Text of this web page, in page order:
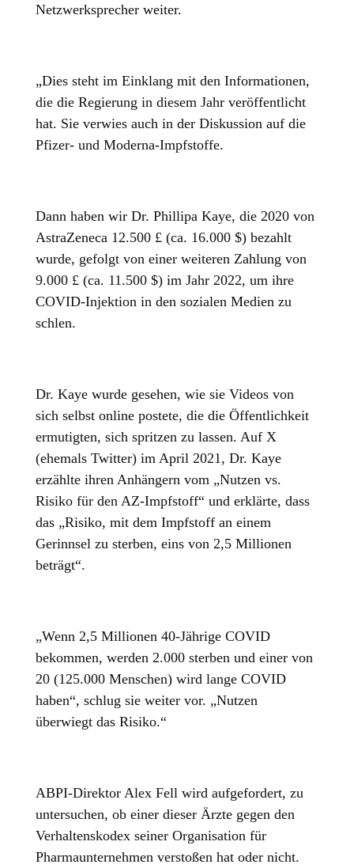
Netzwerksprecher weiter.
„Dies steht im Einklang mit den Informationen,
die die Regierung in diesem Jahr veröffentlicht
hat. Sie verwies auch in der Diskussion auf die
Pfizer- und Moderna-Impfstoffe.
Dann haben wir Dr. Phillipa Kaye, die 2020 von
AstraZeneca 12.500 £ (ca. 16.000 $) bezahlt
wurde, gefolgt von einer weiteren Zahlung von
9.000 £ (ca. 11.500 $) im Jahr 2022, um ihre
COVID-Injektion in den sozialen Medien zu
schlen.
Dr. Kaye wurde gesehen, wie sie Videos von
sich selbst online postete, die die Öffentlichkeit
ermutigten, sich spritzen zu lassen. Auf X
(ehemals Twitter) im April 2021, Dr. Kaye
erzählte ihren Anhängern vom „Nutzen vs.
Risiko für den AZ-Impfstoff“ und erklärte, dass
das „Risiko, mit dem Impfstoff an einem
Gerinnsel zu sterben, eins von 2,5 Millionen
beträgt“.
„Wenn 2,5 Millionen 40-Jährige COVID
bekommen, werden 2.000 sterben und einer von
20 (125.000 Menschen) wird lange COVID
haben“, schlug sie weiter vor. „Nutzen
überwiegt das Risiko.“
ABPI-Direktor Alex Fell wird aufgefordert, zu
untersuchen, ob einer dieser Ärzte gegen den
Verhaltenskodex seiner Organisation für
Pharmaunternehmen verstoßen hat oder nicht.